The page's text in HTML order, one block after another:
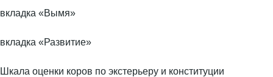
вкладка «Вымя»
вкладка «Развитие»
Шкала оценки коров по экстерьеру и конституции